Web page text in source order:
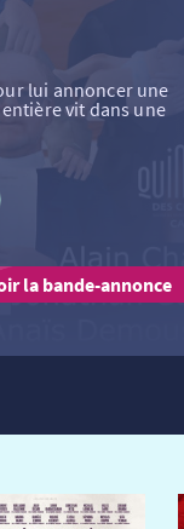
lui annoncer une
vit dans une
la bande-annonce